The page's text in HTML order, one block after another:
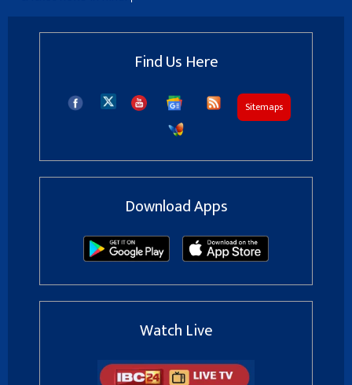
Find Us Here
Sitemaps
Download Apps
Watch Live